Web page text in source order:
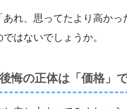
あれ、思ってたより高か
ではないでしょうか。
後悔の正体は「価格」